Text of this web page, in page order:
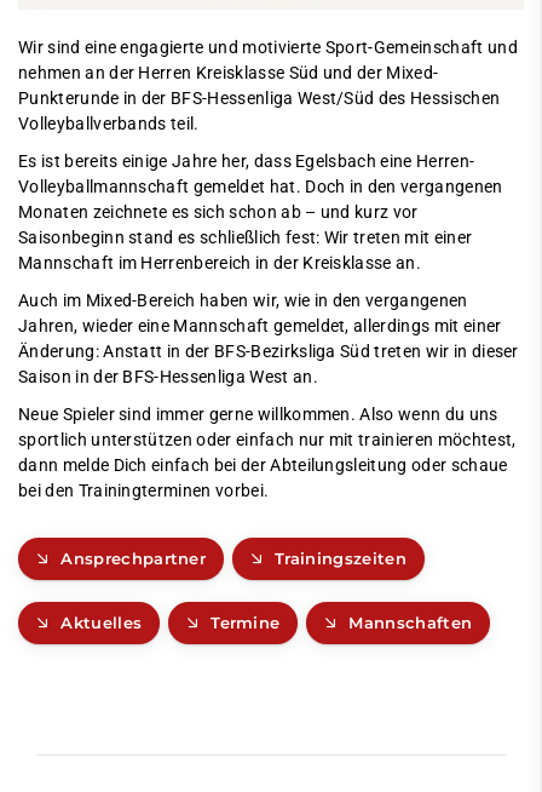
Wir sind eine engagierte und motivierte Sport-Gemeinschaft und
nehmen an der Herren Kreisklasse Süd und der Mixed-
Punkterunde in der BFS-Hessenliga West/Süd des Hessischen
Volleyballverbands teil.
Es ist bereits einige Jahre her, dass Egelsbach eine Herren-
Volleyballmannschaft gemeldet hat. Doch in den vergangenen
Monaten zeichnete es sich schon ab – und kurz vor
Saisonbeginn stand es schließlich fest: Wir treten mit einer
Mannschaft im Herrenbereich in der Kreisklasse an.
Auch im Mixed-Bereich haben wir, wie in den vergangenen
Jahren, wieder eine Mannschaft gemeldet, allerdings mit einer
Änderung: Anstatt in der BFS-Bezirksliga Süd treten wir in dieser
Saison in der BFS-Hessenliga West an.
Neue Spieler sind immer gerne willkommen. Also wenn du uns
sportlich unterstützen oder einfach nur mit trainieren möchtest,
dann melde Dich einfach bei der Abteilungsleitung oder schaue
bei den Trainingterminen vorbei.
Ansprechpartner Trainingszeiten
Aktuelles Termine Mannschaften